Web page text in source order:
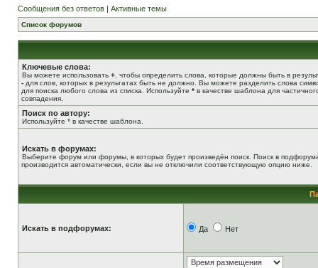
Сообщения без ответов | Активные темы
Список форумов
Ключевые слова:
Вы можете использовать + , чтобы определить слова, которые должны быть в
- для слов, которых в результатах быть не должно. Вы можете разделить слова
для поиска любого слова из списка. Используйте * в качестве шаблона для
совпадения.
Поиск по автору:
Используйте * в качестве шаблона.
Искать в форумах:
Выберите форум или форумы, в которых будет произведён поиск. Поиск в
производится автоматически, если вы не отключили соответствующую опцию ниже.
Искать в подфорумах: Да Нет